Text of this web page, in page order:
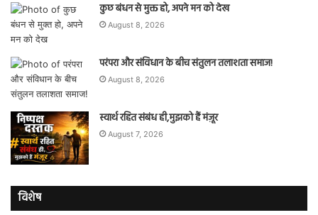
कुछ बंधन से मुक्त हो, अपने मन को देख
August 8, 2026
परंपरा और संविधान के बीच संतुलन तलाशता समाज!
August 8, 2026
स्वार्थ रहित संबंध ही,मुझको हैं मंज़ूर
August 7, 2026
विशेष